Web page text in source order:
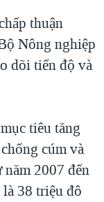
thuận
Nông nghiệp
dõi tiến độ và
tiêu tăng
cúm và
năm 2007 đến
38 triệu đô